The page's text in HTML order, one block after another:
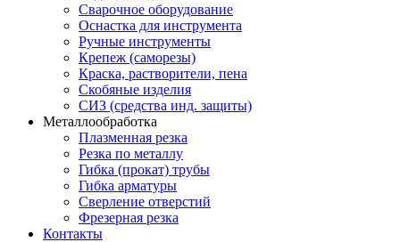
Сварочное оборудование
Оснастка для инструмента
Ручные инструменты
Крепеж (саморезы)
Краска, растворители, пена
Скобяные изделия
СИЗ (средства инд. защиты)
Металлообработка
Плазменная резка
Резка по металлу
Гибка (прокат) трубы
Гибка арматуры
Сверление отверстий
Фрезерная резка
Контакты